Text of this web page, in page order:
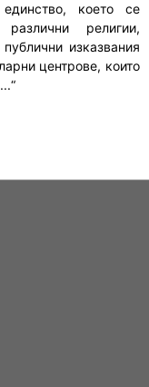
което се
религии,
изказвания
центрове, които